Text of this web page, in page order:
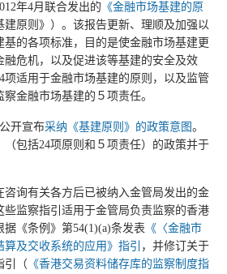
年4月联合发出的 《金融市场基建的原
建原则》）。该报告更新、理顺及加强以
的各项标准，目的是使金融市场基建更
融危机，以及促进该等基建的安全及效
项适用于金融市场基建的原则，以及监管
金融市场基建的５项责任。
开宣布采纳《基建原则》的政策意图。
包括24项原则和５项责任）的政策并于
咨询有关各方后已被纳入金管局发出的金
些监察指引适用于金管局负责监察的香港
《条例》第54(1)(a)条发表 《〈金融市
及交收系统的应用》指引 ，并修订关于
引（ 《香港交易资料储存库的监察制度指